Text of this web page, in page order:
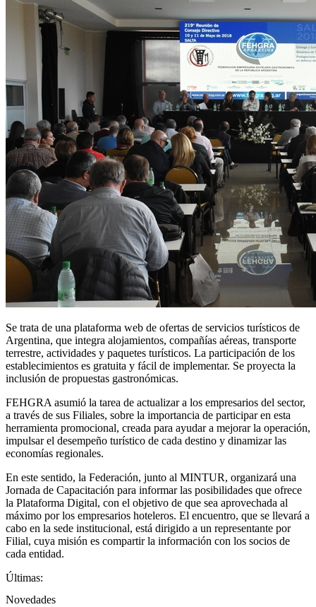
Se trata de una plataforma web de ofertas de servicios turísticos de
Argentina, que integra alojamientos, compañías aéreas, transporte
terrestre, actividades y paquetes turísticos. La participación de los
establecimientos es gratuita y fácil de implementar. Se proyecta la
inclusión de propuestas gastronómicas.
FEHGRA asumió la tarea de actualizar a los empresarios del sector,
a través de sus Filiales, sobre la importancia de participar en esta
herramienta promocional, creada para ayudar a mejorar la operación,
impulsar el desempeño turístico de cada destino y dinamizar las
economías regionales.
En este sentido, la Federación, junto al MINTUR, organizará una
Jornada de Capacitación para informar las posibilidades que ofrece
la Plataforma Digital, con el objetivo de que sea aprovechada al
máximo por los empresarios hoteleros. El encuentro, que se llevará a
cabo en la sede institucional, está dirigido a un representante por
Filial, cuya misión es compartir la información con los socios de
cada entidad.
Últimas:
Novedades